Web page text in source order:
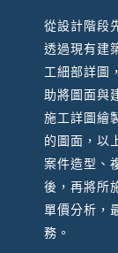
從設計階段
透過現有建
工細部詳圖
助將圖面與
施工詳圖繪
的圖面，以
案件造型、
後，再將所
單價分析，
務。